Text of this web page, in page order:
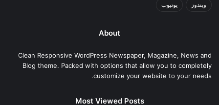
ويندوز يوتيوب
About
Clean Responsive WordPress Newspaper, Magazine, News and
Blog theme. Packed with options that allow you to completely
customize your website to your needs.
Most Viewed Posts